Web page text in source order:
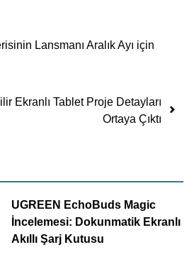
Lansmanı Aralık Ayı için
Ekranlı Tablet Proje Detayları
Ortaya Çıktı
UGREEN EchoBuds Magic
İncelemesi: Dokunmatik Ekranlı
Akıllı Şarj Kutusu